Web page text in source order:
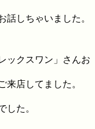
話しちゃいました。
ックスワン」さんお
来店してました。
した。